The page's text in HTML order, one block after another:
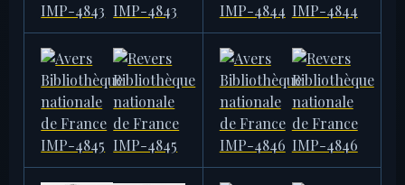
BIBLIOTHÈQUE NATIONALE DE
FRANCE
IMP-4843
3,75 g
BIBLIOTHÈQUE NATIONALE DE
FRANCE
IMP-4844
3,94 g